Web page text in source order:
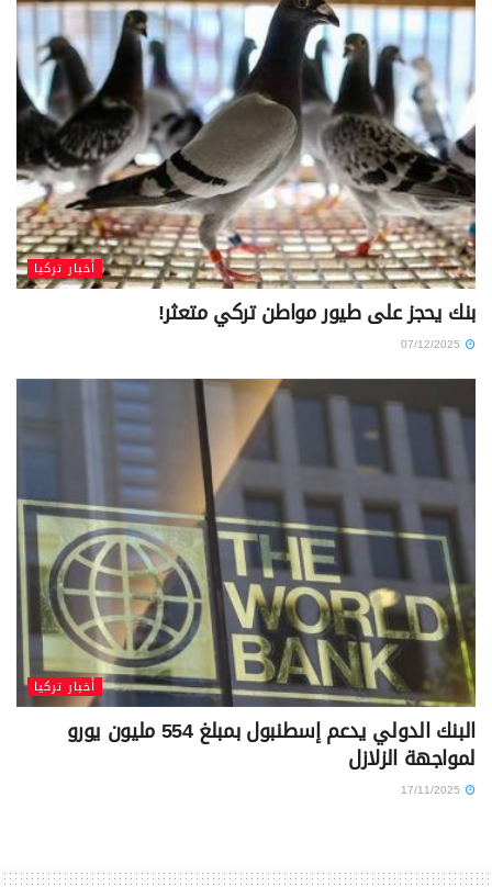
أخبار تركيا
بنك يحجز على طيور مواطن تركي متعثر!
أخبار تركيا
البنك الدولي يدعم إسطنبول بمبلغ 554 مليون يورو
لمواجهة الزلازل